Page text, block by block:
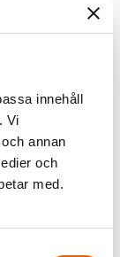
innehåll
Vi
annan
och
med.